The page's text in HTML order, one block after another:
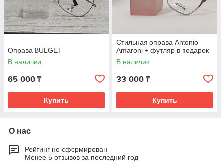
Оправа BULGET
В наличии
65 000 ₸
Купить
Стильная оправа Antonio
Amaroni + футляр в подарок
В наличии
33 000 ₸
Купить
О нас
Рейтинг не сформирован
Менее 5 отзывов за последний год